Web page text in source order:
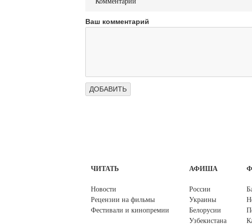
Ваш комментарий
ЧИТАТЬ
Новости
Рецензии на фильмы
Фестивали и кинопремии
АФИША
России
Украины
Белорусии
Узбекистана